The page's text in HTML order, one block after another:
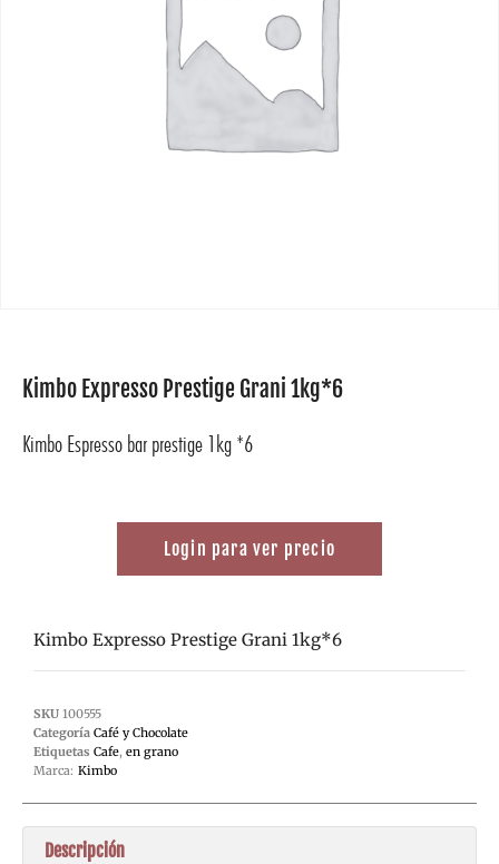
Kimbo Expresso Prestige Grani 1kg*6
Kimbo Espresso bar prestige 1kg *6
Login para ver precio
Kimbo Expresso Prestige Grani 1kg*6
SKU 100555
Categoría Café y Chocolate
Etiquetas Cafe, en grano
Marca: Kimbo
Descripción